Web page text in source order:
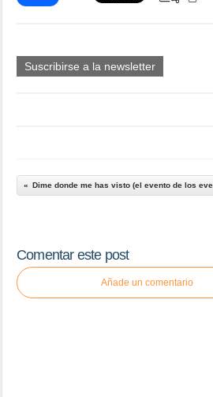
Suscribirse a la newsletter
Comentar este post
Añade un comentario